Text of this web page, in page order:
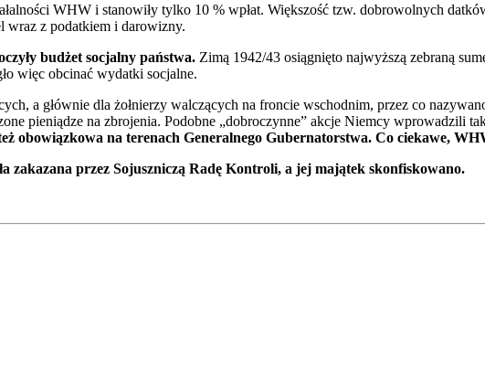
WHW i stanowiły tylko 10 % wpłat. Większość tzw. dobrowolnych
wraz z podatkiem i darowizny.
budżet socjalny państwa. Zimą 1942/43 osiągnięto najwyższą zebraną
więc obcinać wydatki socjalne.
a głównie dla żołnierzy walczących na froncie wschodnim, przez co
pieniądze na zbrojenia. Podobne „dobroczynne” akcje Niemcy wprowadzili
obowiązkowa na terenach Generalnego Gubernatorstwa. Co ciekawe,
zakazana przez Sojuszniczą Radę Kontroli, a jej majątek skonfiskowano.